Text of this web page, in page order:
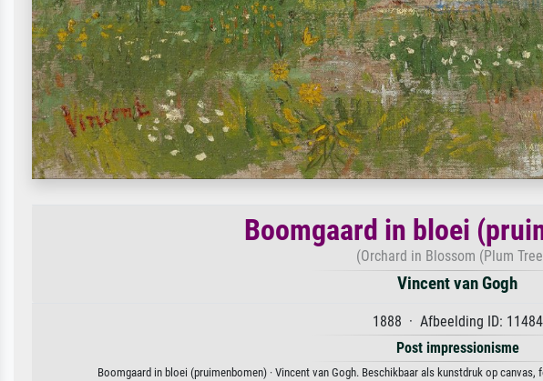
Boomgaard in bloei
(Orchard in Blossom (Plum
Vincent van Gogh
1888 · Afbeelding ID: 11484
Post impressionisme
Boomgaard in bloei (pruimenbomen) · Vincent van Gogh. Beschikbaar als kunstdruk op